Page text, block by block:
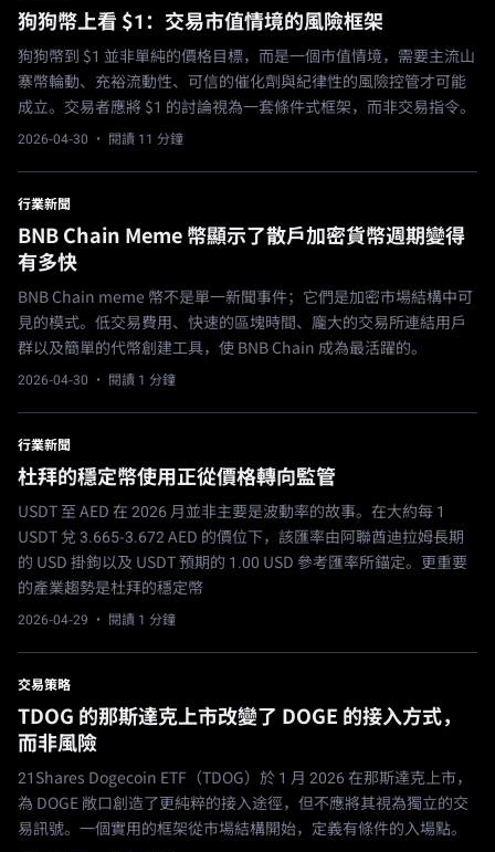
狗狗幣上看 $1：交易市值情境的風險框架
狗狗幣到 $1 並非單純的價格目標，而是一個市值情境，需要主流山
寨幣輪動、充裕流動性、可信的催化劑與紀律性的風險控管才可能
成立。交易者應將 $1 的討論視為一套條件式框架，而非交易指令。
2026-04-30 · 閱讀 11 分鐘
行業新聞
BNB Chain Meme 幣顯示了散戶加密貨幣週期變得
有多快
BNB Chain meme 幣不是單一新聞事件；它們是加密市場結構中可
見的模式。低交易費用、快速的區塊時間、龐大的交易所連結用戶
群以及簡單的代幣創建工具，使 BNB Chain 成為最活躍的。
2026-04-30 · 閱讀 1 分鐘
行業新聞
杜拜的穩定幣使用正從價格轉向監管
USDT 至 AED 在 2026 月並非主要是波動率的故事。在大約每 1
USDT 兌 3.665-3.672 AED 的價位下，該匯率由阿聯酋迪拉姆長期
的 USD 掛鉤以及 USDT 預期的 1.00 USD 參考匯率所錨定。更重要
的產業趨勢是杜拜的穩定幣
2026-04-29 · 閱讀 1 分鐘
交易策略
TDOG 的那斯達克上市改變了 DOGE 的接入方式，
而非風險
21Shares Dogecoin ETF（TDOG）於 1 月 2026 在那斯達克上市，
為 DOGE 敞口創造了更純粹的接入途徑，但不應將其視為獨立的交
易訊號。一個實用的框架從市場結構開始，定義有條件的入場點。